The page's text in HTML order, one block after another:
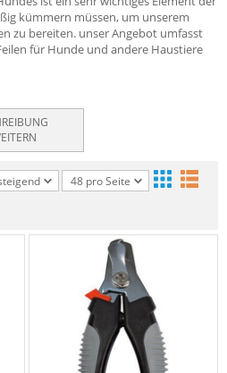
kümmern müssen, um unserem
zu bereiten. unser Angebot umfasst
für Hunde und andere Haustiere
48 pro Seite